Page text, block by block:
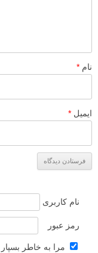
نام *
ایمیل *
نام کاربری
رمز عبور
مرا به خاطر بسپار